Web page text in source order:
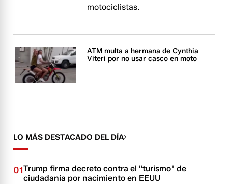
motociclistas.
ATM multa a hermana de Cynthia
Viteri por no usar casco en moto
LO MÁS DESTACADO DEL DÍA
01Trump firma decreto contra el "turismo" de
ciudadanía por nacimiento en EEUU